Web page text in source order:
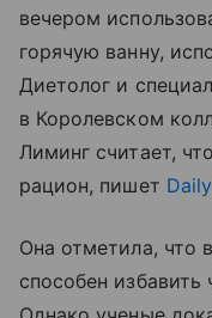
вечером
горячую ванну,
Диетолог и
в Королевском
Лиминг считает,
рацион, пишет
Она отметила, что
способен избавить